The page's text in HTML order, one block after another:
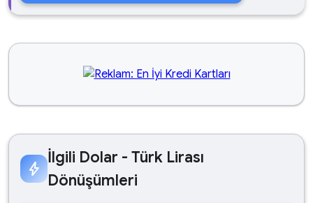
bolt
İlgili Dolar - Türk Lirası
Dönüşümleri